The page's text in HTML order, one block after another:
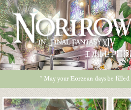
エオルゼア冒
* May your Eorzean days be filled